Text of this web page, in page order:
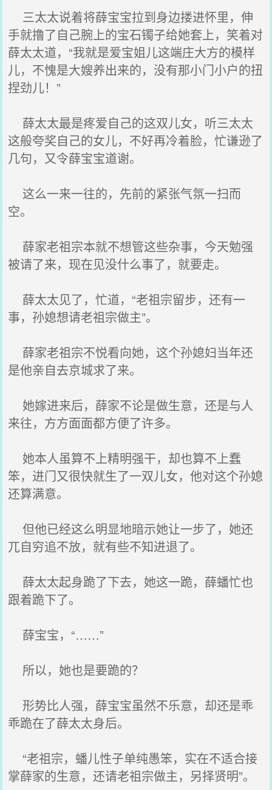
三太太说着将薛宝宝拉到身边搂进怀里，伸
手就撸了自己腕上的宝石镯子给她套上，笑着对
薛太太道，“我就是爱宝姐儿这端庄大方的模样
儿，不愧是大嫂养出来的，没有那小门小户的扭
捏劲儿！”
薛太太最是疼爱自己的这双儿女，听三太太
这般夸奖自己的女儿，不好再冷着脸，忙谦逊了
几句，又令薛宝宝道谢。
这么一来一往的，先前的紧张气氛一扫而
空。
薛家老祖宗本就不想管这些杂事，今天勉强
被请了来，现在见没什么事了，就要走。
薛太太见了，忙道，“老祖宗留步，还有一
事，孙媳想请老祖宗做主”。
薛家老祖宗不悦看向她，这个孙媳妇当年还
是他亲自去京城求了来。
她嫁进来后，薛家不论是做生意，还是与人
来往，方方面面都方便了许多。
她本人虽算不上精明强干，却也算不上蠢
笨，进门又很快就生了一双儿女，他对这个孙媳
还算满意。
但他已经这么明显地暗示她让一步了，她还
兀自穷追不放，就有些不知进退了。
薛太太起身跪了下去，她这一跪，薛蟠忙也
跟着跪下了。
薛宝宝，“……”
所以，她也是要跪的？
形势比人强，薛宝宝虽然不乐意，却还是乖
乖跪在了薛太太身后。
“老祖宗，蟠儿性子单纯愚笨，实在不适合接
掌薛家的生意，还请老祖宗做主，另择贤明”。